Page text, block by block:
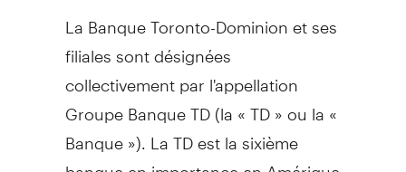
La Banque Toronto-Dominion et ses
filiales sont désignées
collectivement par l'appellation
Groupe Banque TD (la « TD » ou la «
Banque »). La TD est la sixième
banque en importance en Amérique